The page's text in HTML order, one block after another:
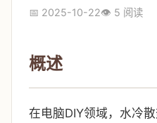
📅 2025-10-22👁️ 5 阅读
概述
在电脑DIY领域，水冷